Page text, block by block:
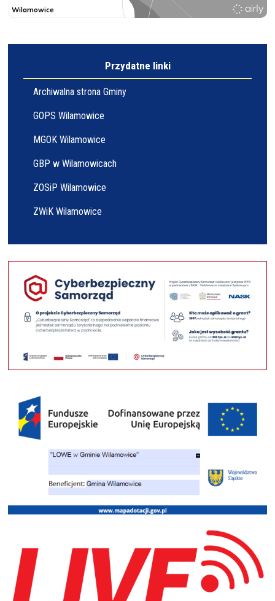
Przydatne linki
Archiwalna strona Gminy
GOPS Wilamowice
MGOK Wilamowice
GBP w Wilamowicach
ZOSiP Wilamowice
ZWiK Wilamowice